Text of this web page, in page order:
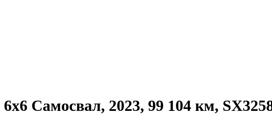
Самосвал, 2023, 99 104 км,